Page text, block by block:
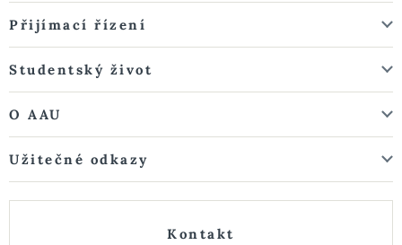
Přijímací řízení
Studentský život
O AAU
Užitečné odkazy
Kontakt